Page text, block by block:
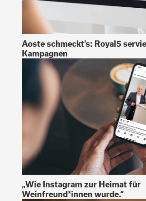
Aoste schmeckt’s: Royal5
Kampagnen
„Wie Instagram zur Heimat für
Weinfreund*innen wurde.“